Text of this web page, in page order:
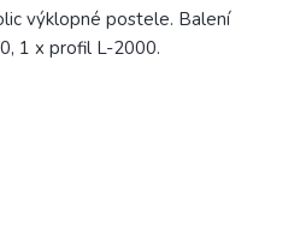
výklopné postele. Balení
1 x profil L-2000.